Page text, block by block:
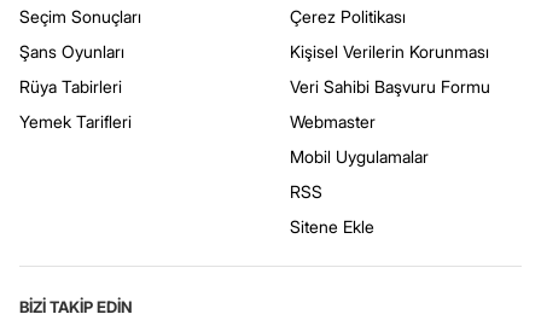
Seçim Sonuçları
Şans Oyunları
Rüya Tabirleri
Yemek Tarifleri
Çerez Politikası
Kişisel Verilerin Korunması
Veri Sahibi Başvuru Formu
Webmaster
Mobil Uygulamalar
RSS
Sitene Ekle
BİZİ TAKİP EDİN